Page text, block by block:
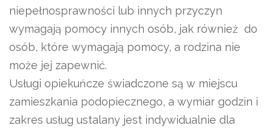
niepełnosprawności lub innych przyczyn
wymagają pomocy innych osób, jak również do
osób, które wymagają pomocy, a rodzina nie
może jej zapewnić.
Usługi opiekuńcze świadczone są w miejscu
zamieszkania podopiecznego, a wymiar godzin i
zakres usług ustalany jest indywidualnie dla